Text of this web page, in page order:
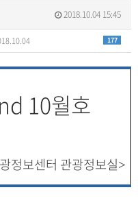
2018.10.04 15:45
177
10월호
정보센터 관광정보실>